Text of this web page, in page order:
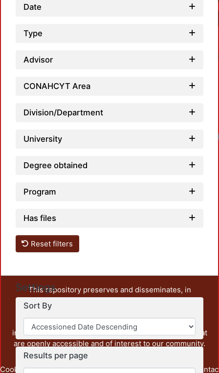
Date
Type
Advisor
CONAHCYT Area
Division/Department
University
Degree obtained
Program
Has files
Reset filters
Settings
Sort By
Results per page
This repository preserves and disseminates, in
unrestricted open access, the teaching and research
output of UAM Azcapotzalco. It also includes some
administrative and graphic documents from the
institution, as well as content from other institutions that
are openly accessible and of interest to our community.
Cookie Privacy End User Send